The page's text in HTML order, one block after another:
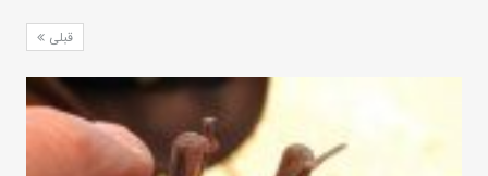
قبلی